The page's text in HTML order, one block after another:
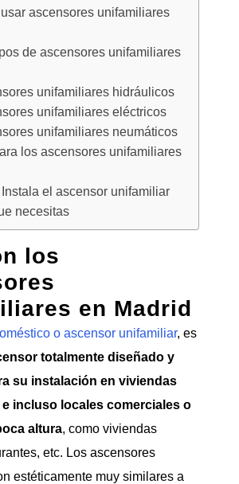
ascensores unifamiliares
de ascensores unifamiliares
unifamiliares hidráulicos
unifamiliares eléctricos
unifamiliares neumáticos
los ascensores unifamiliares
el ascensor unifamiliar
necesitas
los
en Madrid
o ascensor unifamiliar, es
totalmente diseñado y
su instalación en viviendas
incluso locales comerciales o
altura, como viviendas
etc. Los ascensores
estéticamente muy similares a